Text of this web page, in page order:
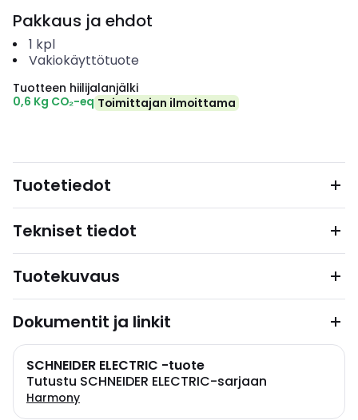
Pakkaus ja ehdot
1 kpl
Vakiokäyttötuote
Tuotteen hiilijalanjälki
0,6 Kg CO₂-eq Toimittajan ilmoittama
Tuotetiedot
Tekniset tiedot
Tuotekuvaus
Dokumentit ja linkit
SCHNEIDER ELECTRIC -tuote
Tutustu SCHNEIDER ELECTRIC-sarjaan
Harmony